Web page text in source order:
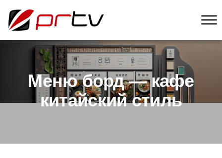
конструктор
слайд-шоу
для
телевизоров
Меню борд — кафе
китайский стиль